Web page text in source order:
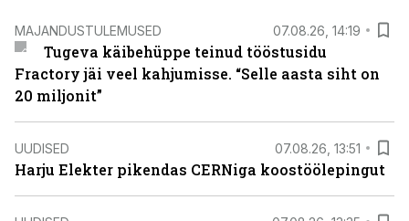
MAJANDUSTULEMUSED 07.08.26, 14:19
Tugeva käibehüppe teinud tööstusidu
Fractory jäi veel kahjumisse. “Selle aasta siht on
20 miljonit”
UUDISED 07.08.26, 13:51
Harju Elekter pikendas CERNiga koostöölepingut